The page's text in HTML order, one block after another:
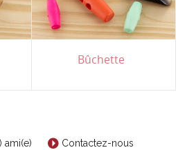
Bûchette
ami(e) Contactez-nous